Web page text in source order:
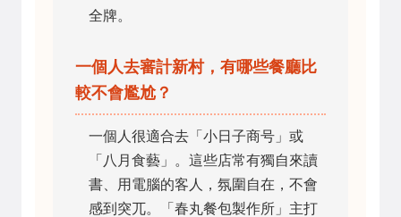
全牌。
一個人去審計新村，有哪些餐廳比
較不會尷尬？
一個人很適合去「小日子商号」或
「八月食藝」。這些店常有獨自來讀
書、用電腦的客人，氛圍自在，不會
感到突兀。「春丸餐包製作所」主打